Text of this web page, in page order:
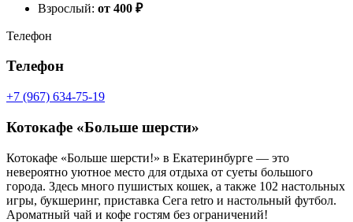
Взрослый: от 400 ₽
Телефон
Телефон
+7 (967) 634-75-19
Котокафе «Больше шерсти»
Котокафе «Больше шерсти!» в Екатеринбурге — это
невероятно уютное место для отдыха от суеты большого
города. Здесь много пушистых кошек, а также 102 настольных
игры, букшеринг, приставка Сега retro и настольный футбол.
Ароматный чай и кофе гостям без ограничений!